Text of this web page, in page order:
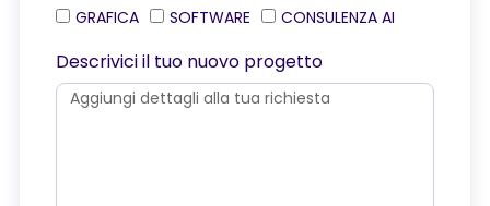
GRAFICA
SOFTWARE CONSULENZA AI
Descrivici il tuo nuovo progetto